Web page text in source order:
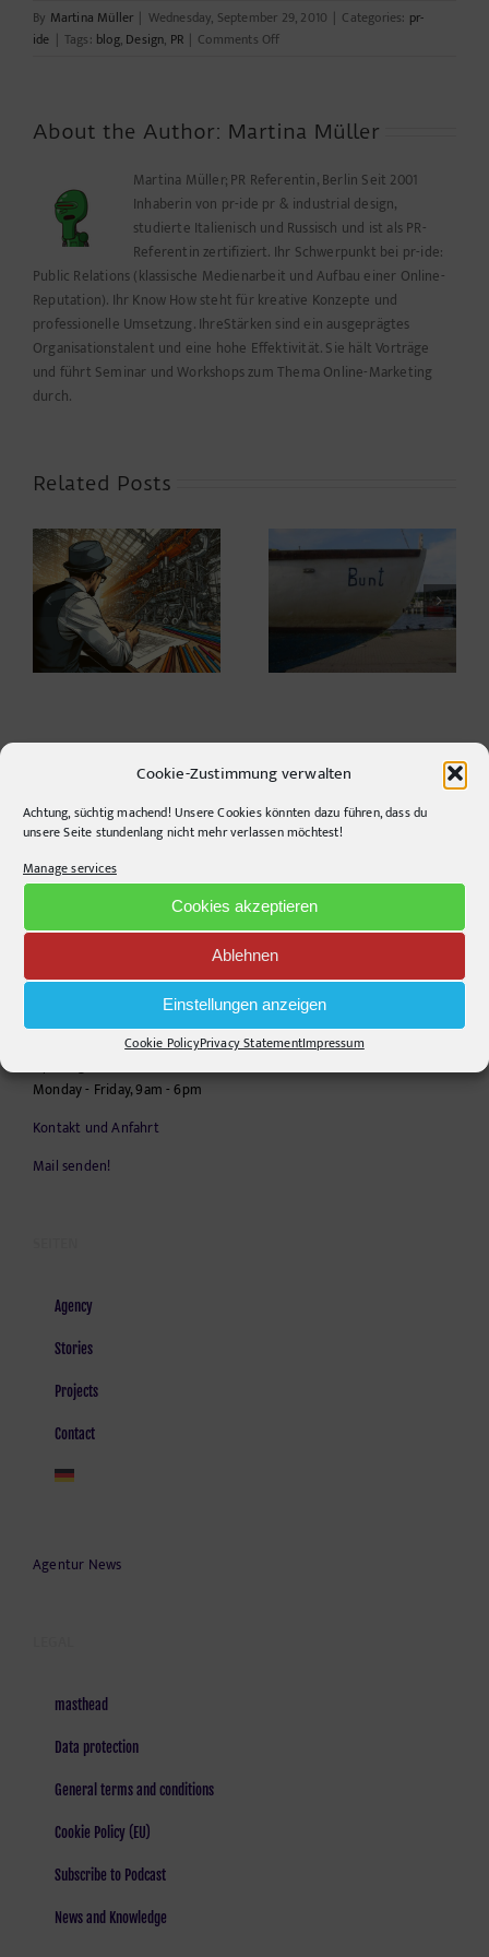
Cookie-Zustimmung verwalten
Achtung, süchtig machend! Unsere Cookies könnten dazu führen, dass du
unsere Seite stundenlang nicht mehr verlassen möchtest!
Manage services
Cookies akzeptieren
Ablehnen
Einstellungen anzeigen
Cookie PolicyPrivacy StatementImpressum
By Martina Müller | Wednesday, September 29, 2010 | Categories: pr-
ide | Tags: blog, Design, PR | Comments Offon
http://lnkd….
About the Author: Martina Müller
Martina Müller; PR Referentin, Berlin Seit 2001
Inhaberin von pr-ide pr & industrial design,
studierte Italienisch und Russisch und ist als PR-
Referentin zertifiziert. Ihr Schwerpunkt bei pr-ide:
Public Relations (klassische Medienarbeit und Aufbau einer Online-
Reputation). Ihr Know How steht für kreative Konzepte und
professionelle Umsetzung. IhreStärken sind ein ausgeprägtes
Organisationstalent und eine hohe Effektivität. Sie hält Vorträge
und führt Seminar und Workshops zum Thema Online-Marketing
durch.
Related Posts
Spreegebrabbel #5 20 Jahre!
+49306860203
E-Mail:info@pr-ide.de
Monday - Friday, 9am - 6pm
Kontakt und Anfahrt
Mail senden!
Agency
Stories
Projects
Contact
Agentur News
masthead
Data protection
General terms and conditions
Cookie Policy (EU)
Subscribe to Podcast
News and Knowledge